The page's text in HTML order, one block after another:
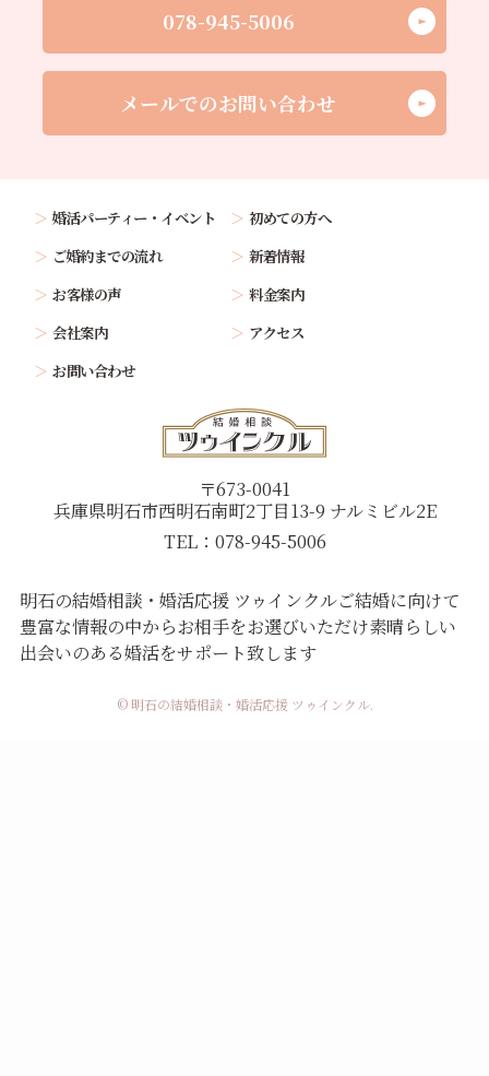
078-945-5006
メールでのお問い合わせ
婚活パーティー・イベント
初めての方へ
ご婚約までの流れ
新着情報
お客様の声
料金案内
会社案内
アクセス
お問い合わせ
〒673-0041
兵庫県明石市西明石南町2丁目13-9 ナルミビル2E
TEL：078-945-5006
明石の結婚相談・婚活応援 ツゥインクルご結婚に向けて
豊富な情報の中からお相手をお選びいただけ素晴らしい
出会いのある婚活をサポート致します
© 明石の結婚相談・婚活応援 ツゥインクル.